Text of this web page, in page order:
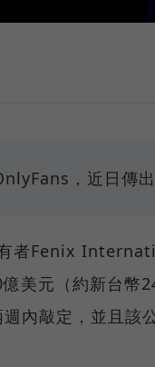
，近日傳出
者Fenix
美元（約新台幣
內敲定，並且該